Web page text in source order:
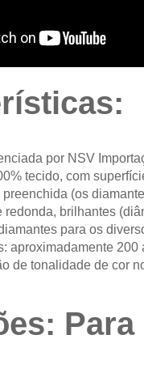
por NSV
tecido, com
(os
brilhantes
para os
aproximadamente
de tonalidade de cor